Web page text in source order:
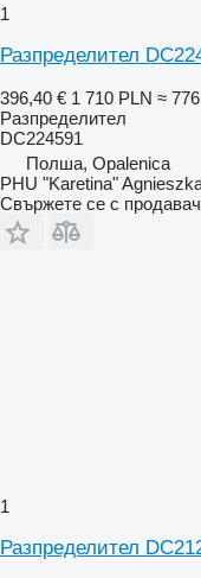
1
Разпределител
396,40 € 1 710 PLN ≈
Разпределител
DC224591
Полша, Opalenica
PHU "Karetina"
Свържете се с
1
Разпределител